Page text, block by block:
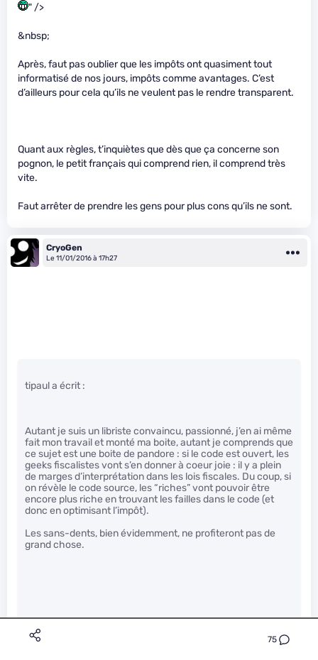
75
" />
&nbsp;
Après, faut pas oublier que les impôts ont quasiment tout
informatisé de nos jours, impôts comme avantages. C’est
d’ailleurs pour cela qu’ils ne veulent pas le rendre transparent.
Quant aux règles, t’inquiètes que dès que ça concerne son
pognon, le petit français qui comprend rien, il comprend très
vite.
Faut arrêter de prendre les gens pour plus cons qu’ils ne sont.
CryoGen
Le 11/01/2016 à 17h27
tipaul a écrit :
Autant je suis un libriste convaincu, passionné, j’en ai même
fait mon travail et monté ma boite, autant je comprends que
ce sujet est une boite de pandore : si le code est ouvert, les
geeks fiscalistes vont s’en donner à coeur joie : il y a plein
de marges d’interprétation dans les lois fiscales. Du coup, si
on révèle le code source, les “riches” vont pouvoir être
encore plus riche en trouvant les failles dans le code (et
donc en optimisant l’impôt).
Les sans-dents, bien évidemment, ne profiteront pas de
grand chose.
Ca ne tient pas ton argumentation: